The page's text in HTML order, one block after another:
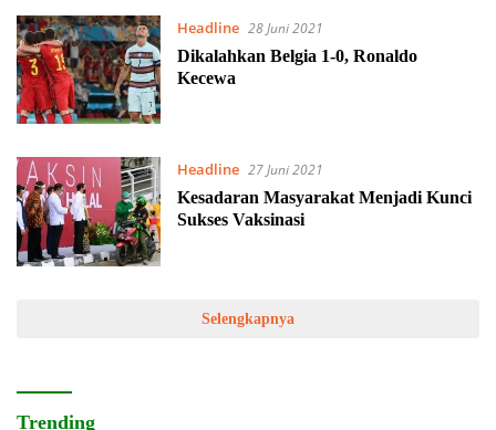
Headline 28 Juni 2021
Dikalahkan Belgia 1-0, Ronaldo
Kecewa
Headline 27 Juni 2021
Kesadaran Masyarakat Menjadi Kunci
Sukses Vaksinasi
Selengkapnya
Trending